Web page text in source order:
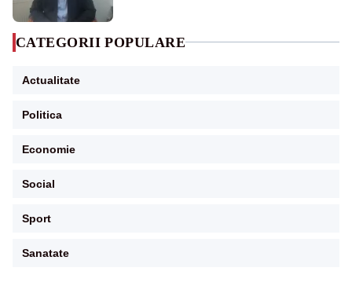
CATEGORII POPULARE
Actualitate
Politica
Economie
Social
Sport
Sanatate